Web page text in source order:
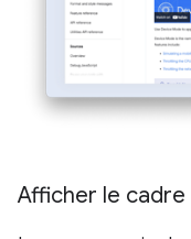
Afficher le cadre